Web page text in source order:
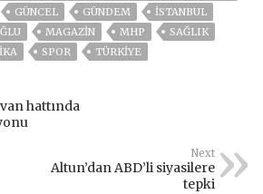
GÜNCEL GÜNDEM
ISTANBUL
MAGAZİN MHP
SAĞLIK
SPOR TÜRKİYE
hattında
Next
Altun’dan ABD’li siyasilere
tepki